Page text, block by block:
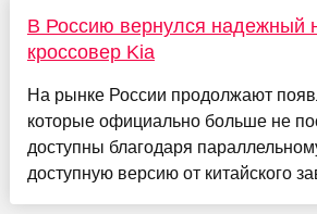
В Россию вернулся надежный
кроссовер Kia
На рынке России продолжают
которые официально больше не
доступны благодаря
доступную версию от китайского